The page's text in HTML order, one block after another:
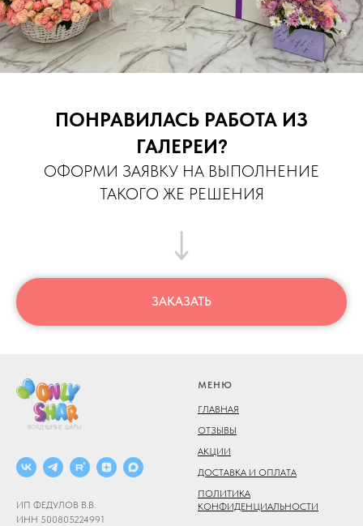
ПОНРАВИЛАСЬ РАБОТА ИЗ
ГАЛЕРЕИ?
ОФОРМИ ЗАЯВКУ НА ВЫПОЛНЕНИЕ
ТАКОГО ЖЕ РЕШЕНИЯ
ЗАКАЗАТЬ
ИП ФЕДУЛОВ В.В.
ИНН 500805224991
МЕНЮ
ГЛАВНАЯ
ОТЗЫВЫ
АКЦИИ
ДОСТАВКА И ОПЛАТА
ПОЛИТИКА
КОНФИДЕНЦИАЛЬНОСТИ